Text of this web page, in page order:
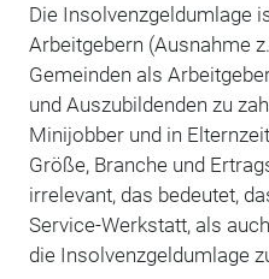
Die Insolvenzgeldumlage
Arbeitgebern (Ausnahme
Gemeinden als
und Auszubildenden zu
Minijobber und in
Größe, Branche und
irrelevant, das bedeutet,
Service-Werkstatt, als
die Insolvenzgeldumlage